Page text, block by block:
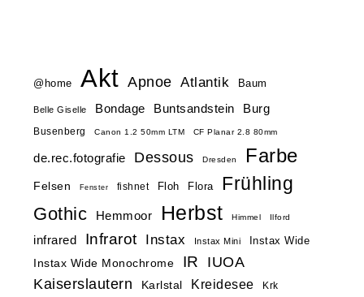
@home Akt Apnoe Atlantik Baum
Belle Giselle Bondage Buntsandstein Burg
Busenberg Canon 1.2 50mm LTM CF Planar 2.8 80mm
de.rec.fotografie Dessous Dresden Farbe
Felsen Fenster fishnet Floh Flora Frühling
Gothic Hemmoor Herbst Himmel Ilford
infrared Infrarot Instax Instax Mini
Instax Wide
Instax Wide Monochrome
IR
IUOA
Kaiserslautern
Karlstal Kreidesee Krk